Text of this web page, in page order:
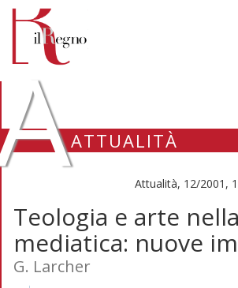
ATTUALITÀ
Attualità, 12/2001,
Teologia e arte
mediatica: nuove
G. Larcher